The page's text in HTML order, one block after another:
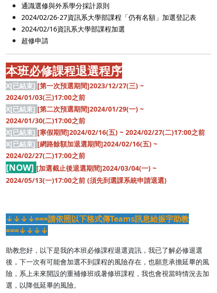
通識選修與外系學分採計原則
2024/02/26-27資訊系大學部課程「仍有名額」加選登記表
2024/02/16資訊系大學部課程加選
超修申請
本班必修課程退選程序
X[已結束] [第一次預選期間]2023/12/27(三) ~
2024/01/03(三)17:00之前
X[已結束] [第二次預選期間]2024/01/29(一) ~
2024/01/30(二)17:00之前
X[已結束] [寒假期間]2024/02/16(五) ~ 2024/02/27(二)17:00之前
X[已結束] [網路餘額加退選期間]2024/02/16(五) ~
2024/02/27(二)17:00之前
[NOW] [加選截止後退選期間]2024/03/04(一) ~
2024/05/13(一)17:00之前 (須先到選課系統申請退選)
↓↓↓↓===請依照以下格式傳Teams訊息給振宇助教
===↓↓↓↓
助教您好，以下是我的本班必修課程退選資訊，我已了解必修退選
後，下一次有可能會加選不到課程的風險存在，也願意承擔延畢的風
險，系上未來開設的重補修班或暑修班課程，我也會視當時情況去加
選，以降低延畢的風險。